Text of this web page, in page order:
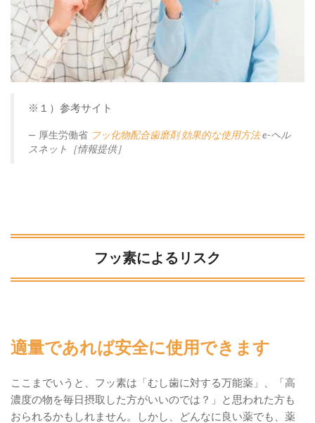
※１）参考サイト
厚生労働省 フッ化物配合歯磨剤 効果的な使用方法e-ヘル
スネット［情報提供］
フッ素によるリスク
適量であれば安全に使用できます
ここまでいうと、フッ素は「むし歯に対する万能薬」、「高
濃度の物を毎日摂取した方がいいのでは？」と思われた方も
おられるかもしれません。しかし、どんなに良い薬でも、薬